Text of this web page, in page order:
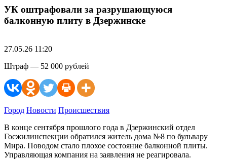
УК оштрафовали за разрушающуюся
балконную плиту в Дзержинске
27.05.26 11:20
Штраф — 52 000 рублей
Город Новости Происшествия
В конце сентября прошлого года в Дзержинский отдел
Госжилинспекции обратился житель дома №8 по бульвару
Мира. Поводом стало плохое состояние балконной плиты.
Управляющая компания на заявления не реагировала.